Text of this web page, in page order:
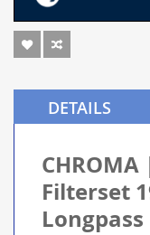
DETAILS
Filterset
Longpass